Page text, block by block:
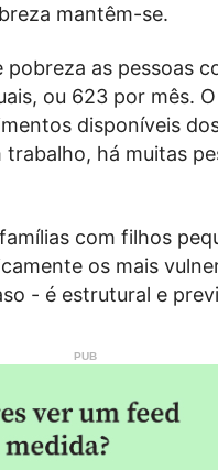
mantêm-se.
pobreza as pessoas
ou 623 por mês.
disponíveis
há muitas
com filhos
os mais
- é estrutural e